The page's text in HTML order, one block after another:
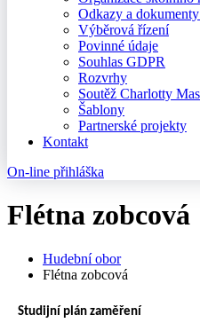
Odkazy a
Výběrová řízení
Povinné údaje
Souhlas GDPR
Rozvrhy
Soutěž Charlotty
Šablony
Partnerské projekty
Kontakt
On-line přihláška
Flétna zobcová
Hudební obor
Flétna zobcová
Studijní plán zaměření